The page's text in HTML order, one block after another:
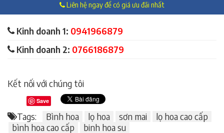
Liên hệ ngay để có giá ưu đãi nhất
Kinh doanh 1: 0941966879
Kinh doanh 2: 0766186879
Kết nối với chúng tôi
Save
Tags: Bình hoa lọ hoa sơn mai
lọ hoa cao cấp
bình hoa cao cấp
binh hoa su